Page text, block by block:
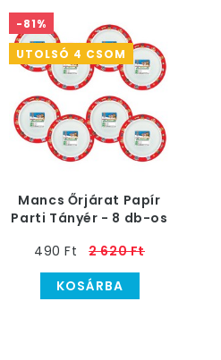
-81%
UTOLSÓ 4 CSOM
Mancs Őrjárat Papír
Parti Tányér - 8 db-os
490 Ft
2 620 Ft
KOSÁRBA